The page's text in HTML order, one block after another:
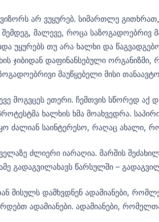
არ ვუყურებ. სიმართლე
მალევე, როცა საზოგადოებრივ
უყურებს თუ არა ხალხი და
ჯიბიდან დაფინანსებული
მაუწყებელი მისი
მოგვცეს ეთერი. ჩემთვის სწორედ
ხალხის ხმა მოახვედრა.
ძალიან საინტერესო, რაღაც ახალი,
ძლიერი იარაღია. მარშის
გადაგვილახავს წარსულში –
მისულს დამხვდნენ ადამიანები,
ადამიანები. ადამიანები,